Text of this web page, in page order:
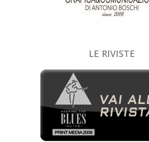
LE RIVISTE